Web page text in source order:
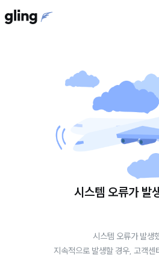
시스템 오류가 발
시스템 오류가 발생
지속적으로 발생할 경우, 고객센